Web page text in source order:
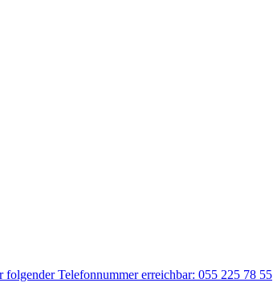
Telefonnummer erreichbar: 055 225 78 55